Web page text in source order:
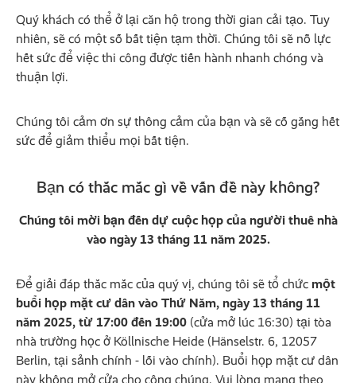
Quý khách có thể ở lại căn hộ trong thời gian cải tạo. Tuy
nhiên, sẽ có một số bất tiện tạm thời. Chúng tôi sẽ nỗ lực
hết sức để việc thi công được tiến hành nhanh chóng và
thuận lợi.
Chúng tôi cảm ơn sự thông cảm của bạn và sẽ cố gắng hết
sức để giảm thiểu mọi bất tiện.
Bạn có thắc mắc gì về vấn đề này không?
Chúng tôi mời bạn đến dự cuộc họp của người thuê nhà
vào ngày 13 tháng 11 năm 2025.
Để giải đáp thắc mắc của quý vị, chúng tôi sẽ tổ chức một
buổi họp mặt cư dân vào Thứ Năm, ngày 13 tháng 11
năm 2025, từ 17:00 đến 19:00 (cửa mở lúc 16:30) tại tòa
nhà trường học ở Köllnische Heide (Hänselstr. 6, 12057
Berlin, tại sảnh chính - lối vào chính). Buổi họp mặt cư dân
này không mở cửa cho công chúng. Vui lòng mang theo